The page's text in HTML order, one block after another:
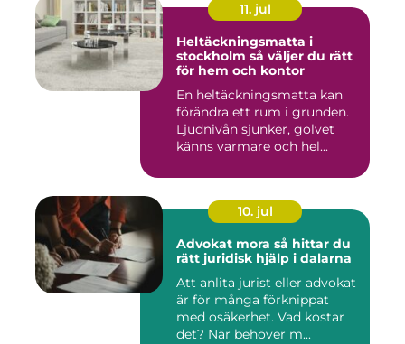
11. jul
Heltäckningsmatta i
stockholm så väljer du rätt
för hem och kontor
En heltäckningsmatta kan
förändra ett rum i grunden.
Ljudnivån sjunker, golvet
känns varmare och hel...
10. jul
Advokat mora så hittar du
rätt juridisk hjälp i dalarna
Att anlita jurist eller advokat
är för många förknippat
med osäkerhet. Vad kostar
det? När behöver m...